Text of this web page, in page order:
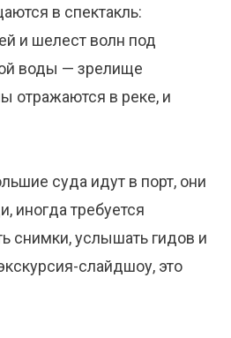
в спектакль:
и шелест волн под
воды — зрелище
отражаются в реке, и
суда идут в порт, они
иногда требуется
снимки, услышать гидов и
слайдшоу, это